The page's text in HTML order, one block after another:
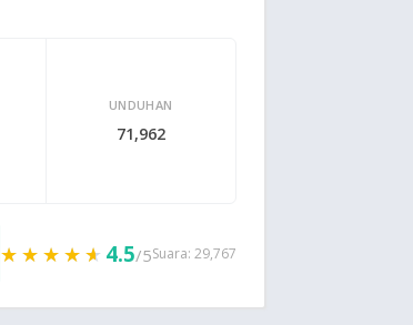
UNDUHAN
71,962
★★★★★
★★★★★ 4.5/5Suara: 29,767